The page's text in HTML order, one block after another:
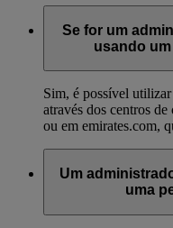
Se for um
usando
Sim, é possível
através dos centros
ou em emirates.com,
Um
uma